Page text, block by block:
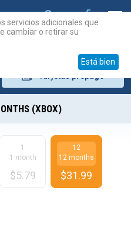
(XBOX)
1
1 month
$5.79
12
12 months
$31.99
servicios adicionales que
cambiar o retirar su
Está bien